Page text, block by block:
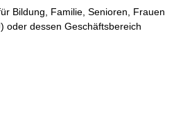
Bildung, Familie, Senioren, Frauen
oder dessen Geschäftsbereich